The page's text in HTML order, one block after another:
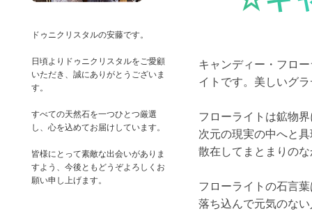
キャンディー・フロ
イトです。美しいグ
フローライトは鉱物
次元の現実の中へと
散在してまとまりの
フローライトの石言
落ち込んで元気のな
ドゥニクリスタルの安藤です。
日頃よりドゥニクリスタルをご愛顧
いただき、誠にありがとうございま
す。
すべての天然石を一つひとつ厳選
し、心を込めてお届けしています。
皆様にとって素敵な出会いがありま
すよう、今後ともどうぞよろしくお